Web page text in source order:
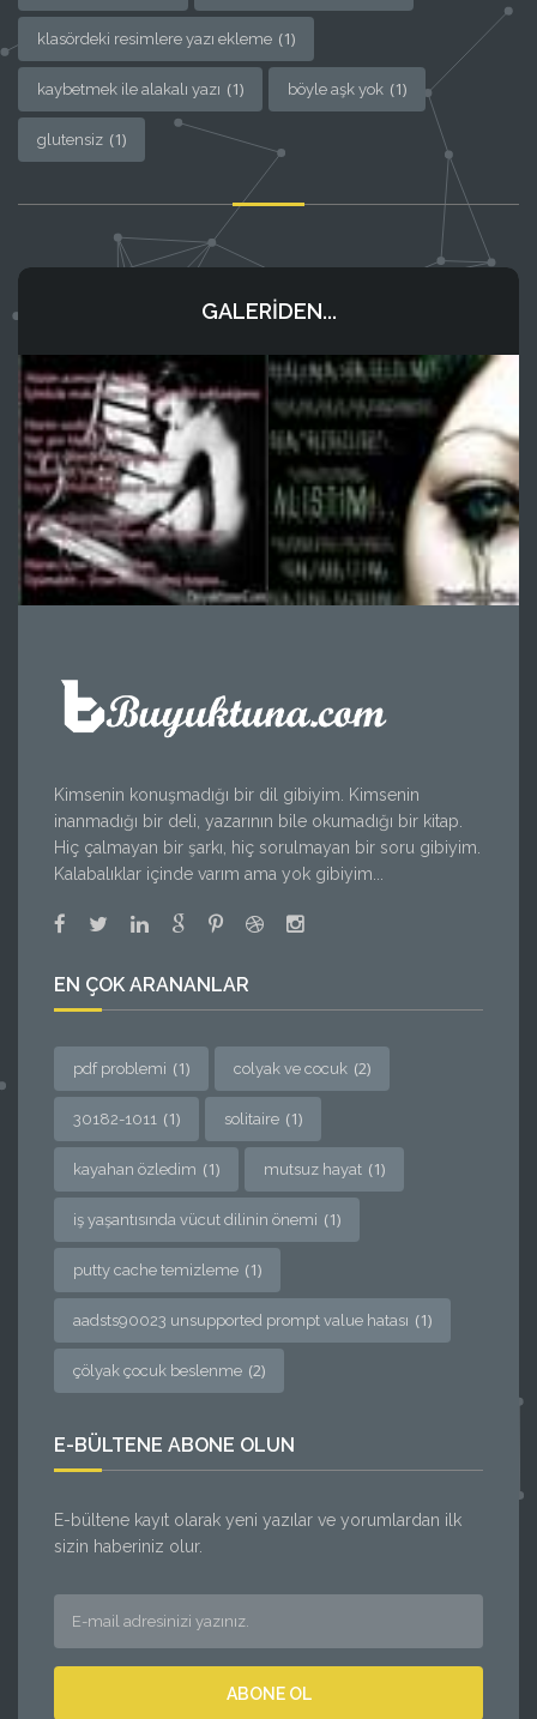
klasördeki resimlere yazı ekleme (1)
kaybetmek ile alakalı yazı (1) böyle aşk yok (1)
glutensiz (1)
GALERIDEN...
Kimsenin konuşmadığı bir dil gibiyim. Kimsenin
inanmadığı bir deli, yazarının bile okumadığı bir kitap.
Hiç çalmayan bir şarkı, hiç sorulmayan bir soru gibiyim.
Kalabalıklar içinde varım ama yok gibiyim...
EN ÇOK ARANANLAR
pdf problemi (1) colyak ve cocuk (2)
30182-1011 (1) solitaire (1)
kayahan özledim (1) mutsuz hayat (1)
iş yaşantısında vücut dilinin önemi (1)
putty cache temizleme (1)
aadsts90023 unsupported prompt value hatası (1)
çölyak çocuk beslenme (2)
E-BÜLTENE ABONE OLUN
E-bültene kayıt olarak yeni yazılar ve yorumlardan ilk
sizin haberiniz olur.